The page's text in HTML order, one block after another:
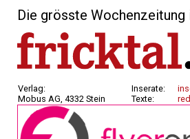
Die grösste
Verlag:
Mobus AG, 4332 Stein
Inserate:
Texte: